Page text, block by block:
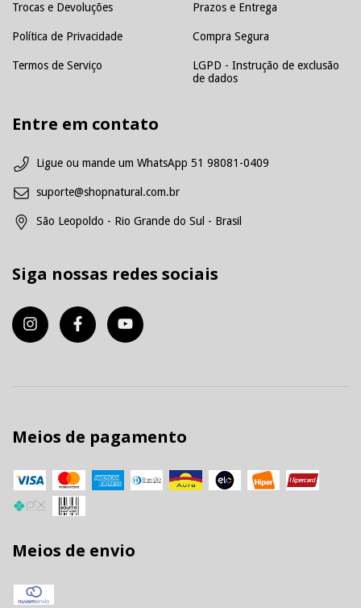
Trocas e Devoluções
Política de Privacidade
Termos de Serviço
Prazos e Entrega
Compra Segura
LGPD - Instrução de exclusão
de dados
Entre em contato
Ligue ou mande um WhatsApp 51 98081-0409
suporte@shopnatural.com.br
São Leopoldo - Rio Grande do Sul - Brasil
Siga nossas redes sociais
Meios de pagamento
Meios de envio